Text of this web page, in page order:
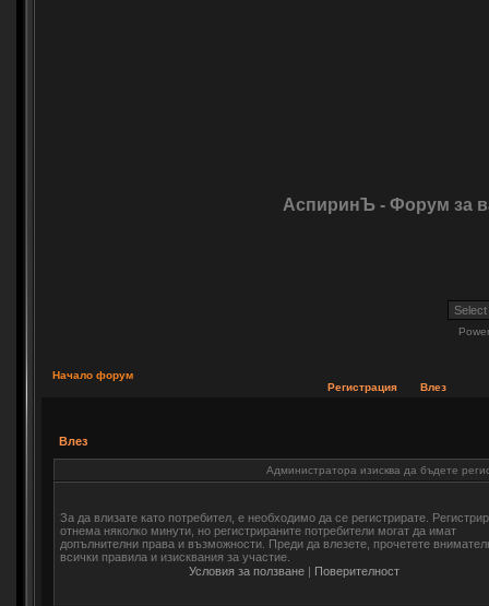
АспиринЪ - Форум за
Начало форум
Регистрация
Влез
Влез
Администратора изисква да бъдете
За да влизате като потребител, е необходимо да се регистрирате.
отнема няколко минути, но регистрираните потребители могат да имат
допълнителни права и възможности. Преди да влезете, прочетете
всички правила и изисквания за участие.
Условия за ползване | Поверителност